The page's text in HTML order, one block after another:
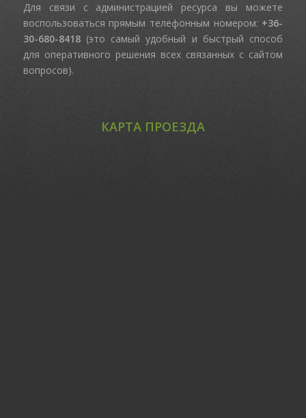
Для связи с администрацией ресурса вы можете
воспользоваться прямым телефонным номером: +36-
30-680-8418(это самый удобный и быстрый способ
для оперативного решения всех связанных с сайтом
вопросов).
КАРТА ПРОЕЗДА